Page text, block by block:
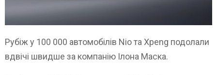
Рубіж у 100 000 автомобілів Nio та Xpeng подолали
вдвічі швидше за компанію Ілона Маска.